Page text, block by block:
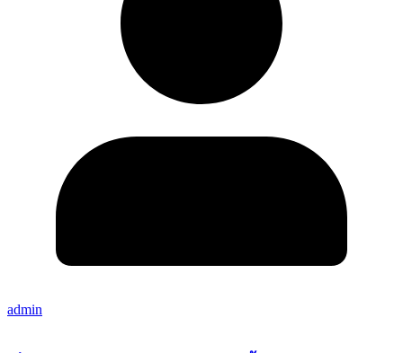
admin